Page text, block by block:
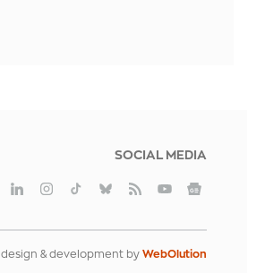
SOCIAL MEDIA
design & development by WebOlution